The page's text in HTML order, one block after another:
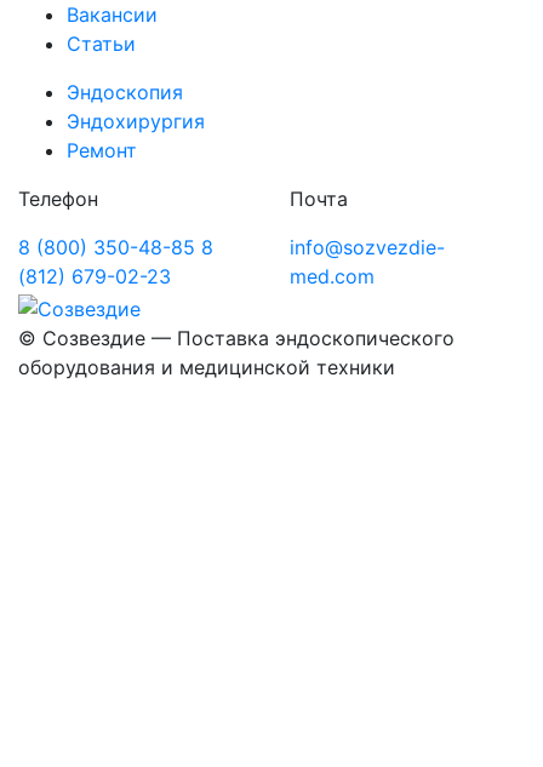
Вакансии
Статьи
Эндоскопия
Эндохирургия
Ремонт
Телефон
8 (800) 350-48-85 8
(812) 679-02-23
Почта
info@sozvezdie-
med.com
© Созвездие — Поставка эндоскопического
оборудования и медицинской техники